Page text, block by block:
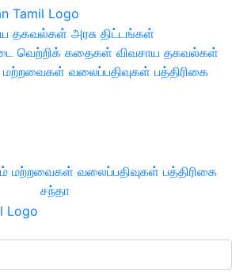
தகவல்கள் அரசு திட்டங்கள்
வெற்றிக் கதைகள் விவசாய தகவல்கள்
மற்றவைகள் வலைப்பதிவுகள் பத்திரிகை
மற்றவைகள் வலைப்பதிவுகள் பத்திரிகை
சந்தா